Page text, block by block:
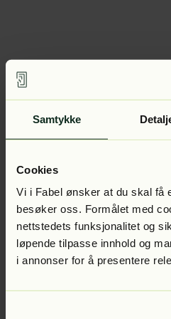
Samtykke
Cookies
Vi i Fabel ønsker at du skal få
besøker oss. Formålet med
nettstedets funksjonalitet og
løpende tilpasse innhold og
i annonser for å presentere